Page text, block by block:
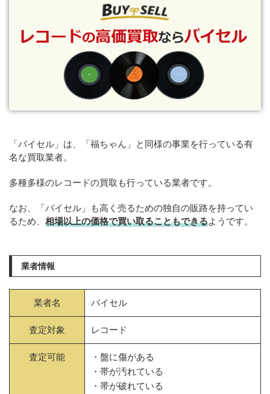
「バイセル」は、「福ちゃん」と同様の事業を行っている有
名な買取業者。
多種多様のレコードの買取も行っている業者です。
なお、「バイセル」も高く売るための独自の販路を持ってい
るため、 相場以上の価格で買い取ることもできるようです。
業者情報
業者名 バイセル
査定対象 レコード
査定可能
・盤に傷がある
・帯が汚れている
・帯が破れている